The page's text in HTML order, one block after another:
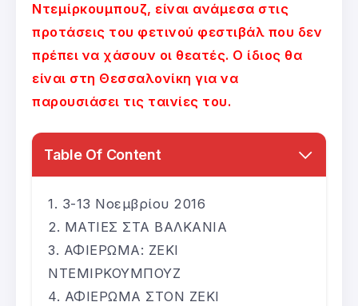
Ντεμίρκουμπουζ, είναι ανάμεσα στις
προτάσεις του φετινού φεστιβάλ που δεν
πρέπει να χάσουν οι θεατές. Ο ίδιος θα
είναι στη Θεσσαλονίκη για να
παρουσιάσει τις ταινίες του.
Table Of Content
3-13 Νοεμβρίου 2016
ΜΑΤΙΕΣ ΣΤΑ ΒΑΛΚΑΝΙΑ
ΑΦΙΕΡΩΜΑ: ΖΕΚΙ
ΝΤΕΜΙΡΚΟΥΜΠΟΥΖ
ΑΦΙΕΡΩΜΑ ΣΤΟΝ ΖΕΚΙ